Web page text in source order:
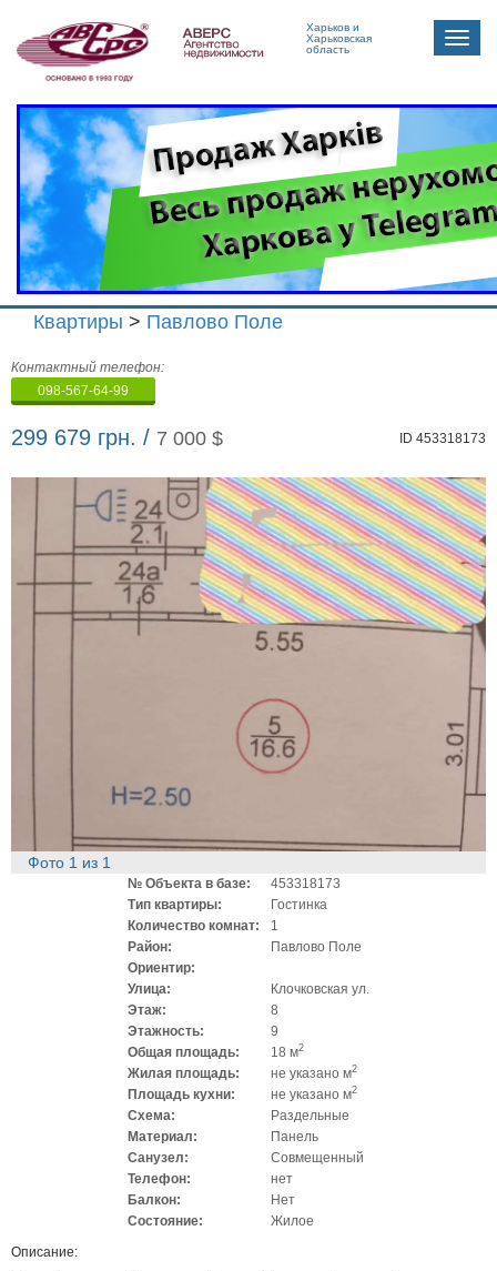
Харьков и
Харьковская
область
Toggle
Квартиры > Павлово Поле
Агенство
недвижимости
"Аверс"
Контактный телефон:
098-567-64-99
299 679 грн. / 7 000 $ ID 453318173
Фото 1 из 1
№ Объекта в базе:
453318173
Тип квартиры:
Гостинка
Количество комнат:
1
Район:
Павлово Поле
Ориентир:
Улица:
Клочковская ул.
Этаж:
8
Этажность:
9
Общая площадь:
18 м2
Жилая площадь: не указано м2
Площадь кухни: не указано м2
Схема:
Раздельные
Материал:
Панель
Санузел:
Совмещенный
Телефон:
нет
Балкон:
Нет
Состояние:
Жилое
Описание: